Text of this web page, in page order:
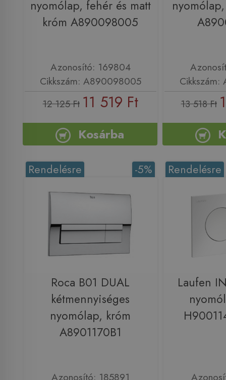
nyomólap, fehér és matt
króm A890098005
Azonosító: 169804
Cikkszám: A890098005
12 125 Ft 11 519 Ft
Kosárba
13 518 Ft
-5%
Rendelésre
Roca B01 DUAL
kétmennyiséges
nyomólap, króm
A8901170B1
Azonosító: 185891
Rendelésre
Laufen